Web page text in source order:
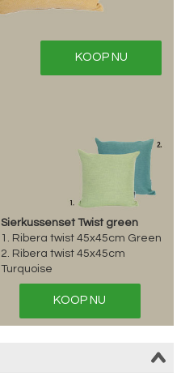
KOOP NU
Sierkussenset Twist green
1. Ribera twist 45x45cm Green
2. Ribera twist 45x45cm
Turquoise
KOOP NU